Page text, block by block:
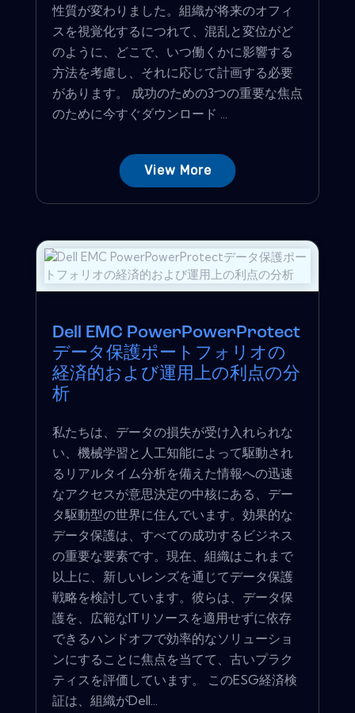
性質が変わりました。組織が将来のオフィ
スを視覚化するにつれて、混乱と変位がど
のように、どこで、いつ働くかに影響する
方法を考慮し、それに応じて計画する必要
があります。 成功のための3つの重要な焦点
のために今すぐダウンロード ...
View More
Dell EMC PowerPowerProtect
データ保護ポートフォリオの
経済的および運用上の利点の分
析
私たちは、データの損失が受け入れられな
い、機械学習と人工知能によって駆動され
るリアルタイム分析を備えた情報への迅速
なアクセスが意思決定の中核にある、デー
タ駆動型の世界に住んでいます。効果的な
データ保護は、すべての成功するビジネス
の重要な要素です。現在、組織はこれまで
以上に、新しいレンズを通じてデータ保護
戦略を検討しています。彼らは、データ保
護を、広範なITリソースを適用せずに依存
できるハンドオフで効率的なソリューショ
ンにすることに焦点を当てて、古いプラク
ティスを評価しています。 このESG経済検
証は、組織がDell...